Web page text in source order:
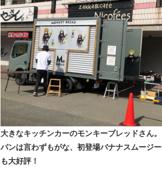
大きなキッチンカーのモンキーブレッドさん。
パンは言わずもがな、初登場バナナスムージー
も大好評！